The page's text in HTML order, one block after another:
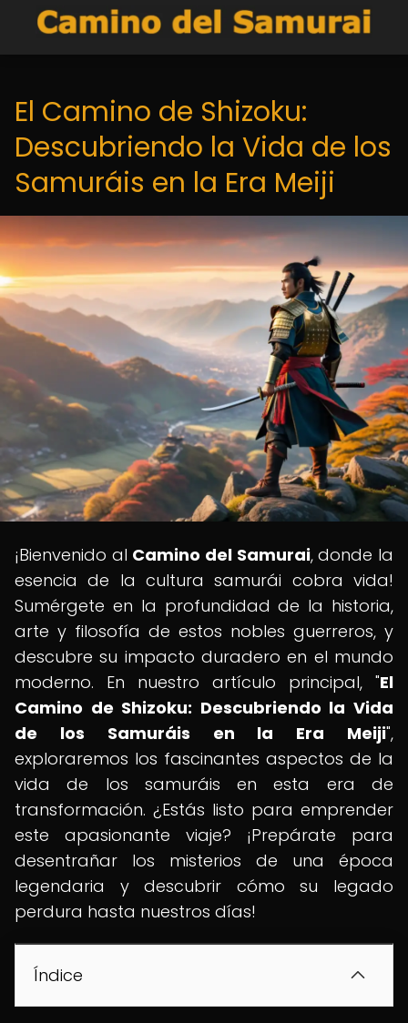
El Camino de Shizoku:
Descubriendo la Vida de los
Samuráis en la Era Meiji
¡Bienvenido al Camino del Samurai, donde la
esencia de la cultura samurái cobra vida!
Sumérgete en la profundidad de la historia,
arte y filosofía de estos nobles guerreros, y
descubre su impacto duradero en el mundo
moderno. En nuestro artículo principal, "El
Camino de Shizoku: Descubriendo la Vida
de los Samuráis en la Era Meiji",
exploraremos los fascinantes aspectos de la
vida de los samuráis en esta era de
transformación. ¿Estás listo para emprender
este apasionante viaje? ¡Prepárate para
desentrañar los misterios de una época
legendaria y descubrir cómo su legado
perdura hasta nuestros días!
Índice